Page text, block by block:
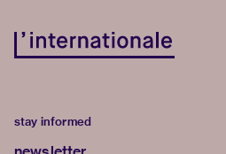
stay informed